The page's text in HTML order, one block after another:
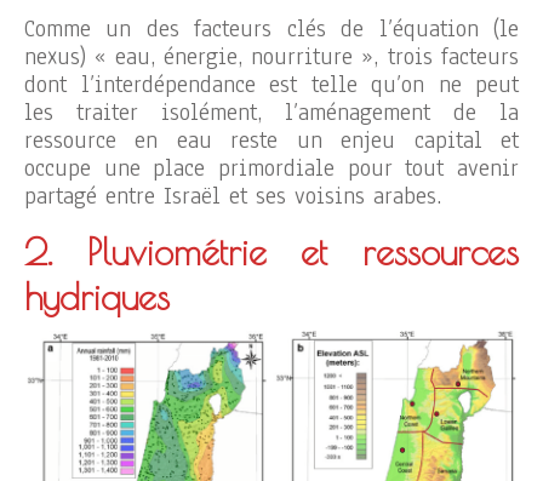
Comme un des facteurs clés de l’équation (le
nexus) « eau, énergie, nourriture », trois facteurs
dont l’interdépendance est telle qu’on ne peut
les traiter isolément, l’aménagement de la
ressource en eau reste un enjeu capital et
occupe une place primordiale pour tout avenir
partagé entre Israël et ses voisins arabes.
2. Pluviométrie et ressources
hydriques